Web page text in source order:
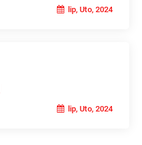
lip, Uto, 2024
lip, Uto, 2024